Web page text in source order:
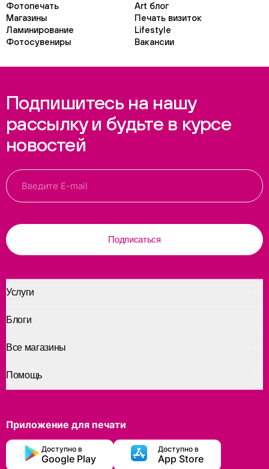
Фотопечать
Art блог
Магазины
Печать визиток
Ламинирование
Lifestyle
Фотосувениры
Вакансии
Подпишитесь на нашу
рассылку и будьте в курсе
новостей
Подписаться
Услуги
Помощь
Блоги
Все магазины
Приложение для печати
Доступно в
Google Play
Доступно в
App Store